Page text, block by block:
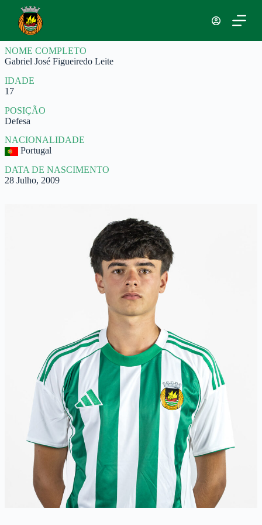
a
r
p
r
a
o
c
o
n
t
e
ú
d
NOME COMPLETO
Gabriel José Figueiredo Leite
IDADE
17
POSIÇÃO
Defesa
NACIONALIDADE
Portugal
DATA DE NASCIMENTO
28 Julho, 2009